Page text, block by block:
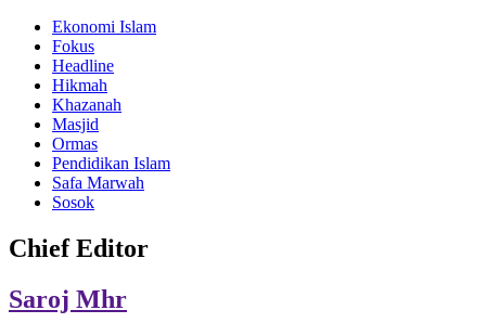
Ekonomi Islam
Fokus
Headline
Hikmah
Khazanah
Masjid
Ormas
Pendidikan Islam
Safa Marwah
Sosok
Chief Editor
Saroj Mhr